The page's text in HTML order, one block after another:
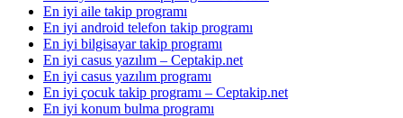
En iyi aile takip programı
En iyi android telefon takip programı
En iyi bilgisayar takip programı
En iyi casus yazılım – Ceptakip.net
En iyi casus yazılım programı
En iyi çocuk takip programı – Ceptakip.net
En iyi konum bulma programı